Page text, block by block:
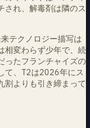
され、解毒剤は隣のス
テクノロジー描写は
相変わらず少年で、続
ったフランチャイズの
て、T2は2026年にス
割よりも引き締まって